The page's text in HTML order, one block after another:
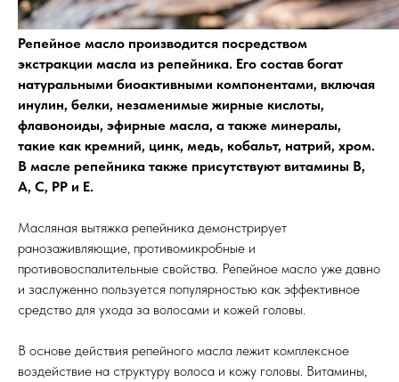
Репейное масло производится посредством
экстракции масла из репейника. Его состав богат
натуральными биоактивными компонентами, включая
инулин, белки, незаменимые жирные кислоты,
флавоноиды, эфирные масла, а также минералы,
такие как кремний, цинк, медь, кобальт, натрий, хром.
В масле репейника также присутствуют витамины B,
A, C, PP и E.
Масляная вытяжка репейника демонстрирует
ранозаживляющие, противомикробные и
противовоспалительные свойства. Репейное масло уже давно
и заслуженно пользуется популярностью как эффективное
средство для ухода за волосами и кожей головы.
В основе действия репейного масла лежит комплексное
воздействие на структуру волоса и кожу головы. Витамины,